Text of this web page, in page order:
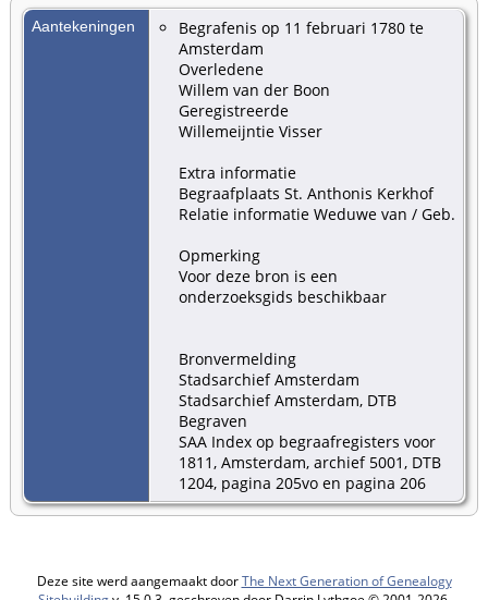
Aantekeningen
Begrafenis op 11 februari 1780 te
Amsterdam
Overledene
Willem van der Boon
Geregistreerde
Willemeijntie Visser
Extra informatie
Begraafplaats St. Anthonis Kerkhof
Relatie informatie Weduwe van / Geb.
Opmerking
Voor deze bron is een
onderzoeksgids beschikbaar
Bronvermelding
Stadsarchief Amsterdam
Stadsarchief Amsterdam, DTB
Begraven
SAA Index op begraafregisters voor
1811, Amsterdam, archief 5001, DTB
1204, pagina 205vo en pagina 206
Deze site werd aangemaakt doorThe Next Generation of Genealogy